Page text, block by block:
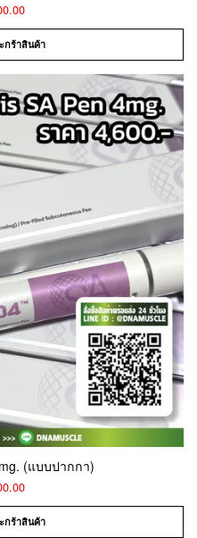
กร้าสินค้า
(แบบปากกา)
กร้าสินค้า